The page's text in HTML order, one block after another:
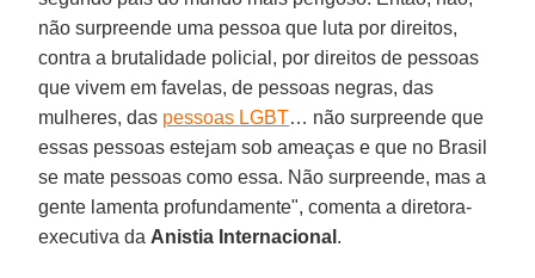
não surpreende uma pessoa que luta por direitos,
contra a brutalidade policial, por direitos de pessoas
que vivem em favelas, de pessoas negras, das
mulheres, das pessoas LGBT… não surpreende que
essas pessoas estejam sob ameaças e que no Brasil
se mate pessoas como essa. Não surpreende, mas a
gente lamenta profundamente", comenta a diretora-
executiva da Anistia Internacional .